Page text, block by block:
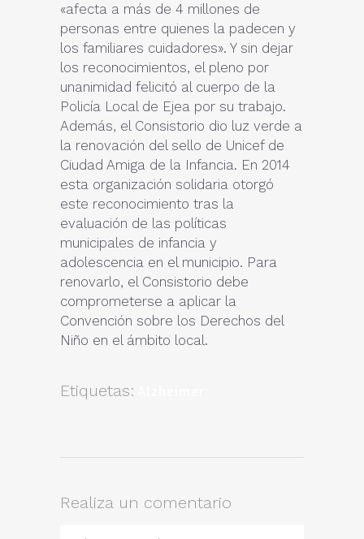
«afecta a más de 4 millones de
personas entre quienes la padecen y
los familiares cuidadores». Y sin dejar
los reconocimientos, el pleno por
unanimidad felicitó al cuerpo de la
Policía Local de Ejea por su trabajo.
Además, el Consistorio dio luz verde a
la renovación del sello de Unicef de
Ciudad Amiga de la Infancia. En 2014
esta organización solidaria otorgó
este reconocimiento tras la
evaluación de las políticas
municipales de infancia y
adolescencia en el municipio. Para
renovarlo, el Consistorio debe
comprometerse a aplicar la
Convención sobre los Derechos del
Niño en el ámbito local.
Etiquetas:
Realiza un comentario